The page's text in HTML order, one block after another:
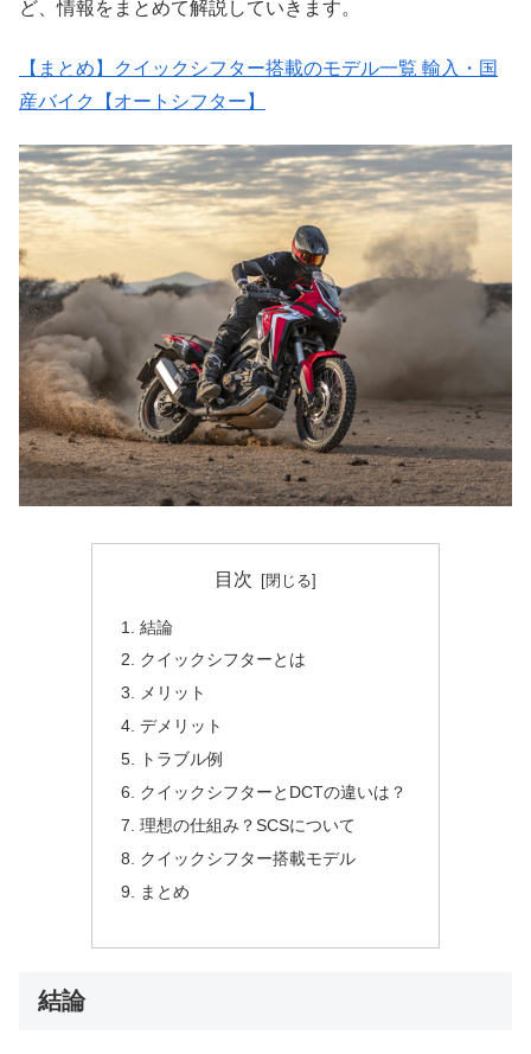
ど、情報をまとめて解説していきます。
【まとめ】クイックシフター搭載のモデル一覧 輸入・国
産バイク【オートシフター】
目次
結論
クイックシフターとは
メリット
デメリット
トラブル例
クイックシフターとDCTの違いは？
理想の仕組み？SCSについて
クイックシフター搭載モデル
まとめ
結論